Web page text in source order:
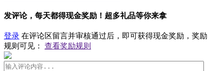
发评论，每天都得现金奖励！超多礼品等你来拿
登录 在评论区留言并审核通过后，即可获得现金奖励，奖励
规则可见： 查看奖励规则